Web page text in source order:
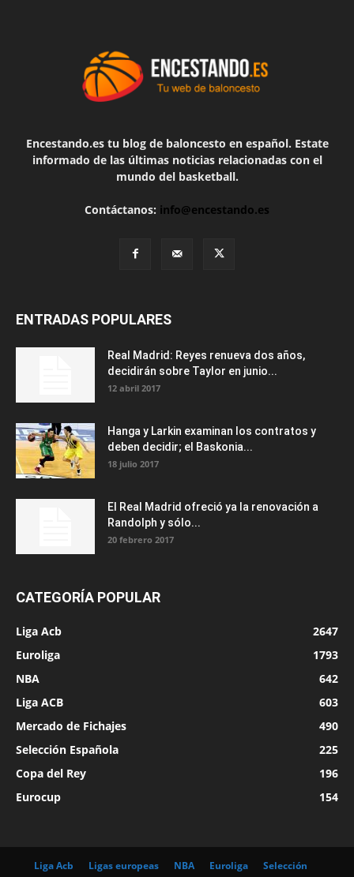
Encestando.es tu blog de baloncesto en español. Estate
informado de las últimas noticias relacionadas con el
mundo del basketball.
Contáctanos: info@encestando.es
ENTRADAS POPULARES
Real Madrid: Reyes renueva dos años,
decidirán sobre Taylor en junio...
12 abril 2017
Hanga y Larkin examinan los contratos y
deben decidir; el Baskonia...
18 julio 2017
El Real Madrid ofreció ya la renovación a
Randolph y sólo...
20 febrero 2017
CATEGORÍA POPULAR
Liga Acb
2647
Euroliga
1793
NBA
642
Liga ACB
603
Mercado de Fichajes
490
Selección Española
225
Copa del Rey
196
Eurocup
154
Liga Acb Ligas europeas NBA Euroliga
Selección